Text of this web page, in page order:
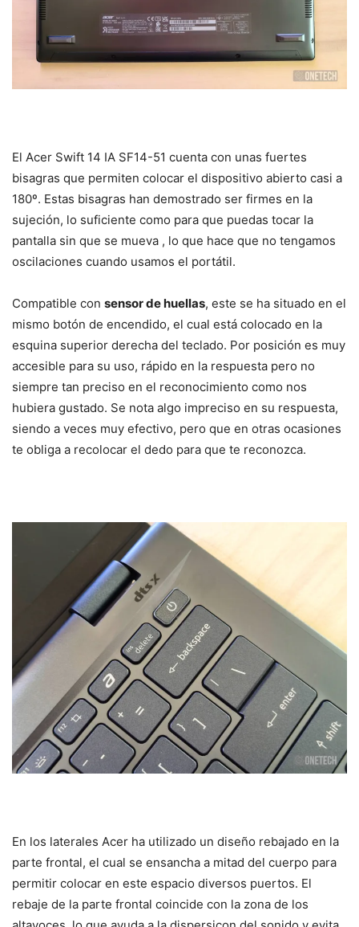
El Acer Swift 14 IA SF14-51 cuenta con unas fuertes
bisagras que permiten colocar el dispositivo abierto casi a
180º. Estas bisagras han demostrado ser firmes en la
sujeción, lo suficiente como para que puedas tocar la
pantalla sin que se mueva , lo que hace que no tengamos
oscilaciones cuando usamos el portátil.
Compatible con sensor de huellas, este se ha situado en el
mismo botón de encendido, el cual está colocado en la
esquina superior derecha del teclado. Por posición es muy
accesible para su uso, rápido en la respuesta pero no
siempre tan preciso en el reconocimiento como nos
hubiera gustado. Se nota algo impreciso en su respuesta,
siendo a veces muy efectivo, pero que en otras ocasiones
te obliga a recolocar el dedo para que te reconozca.
En los laterales Acer ha utilizado un diseño rebajado en la
parte frontal, el cual se ensancha a mitad del cuerpo para
permitir colocar en este espacio diversos puertos. El
rebaje de la parte frontal coincide con la zona de los